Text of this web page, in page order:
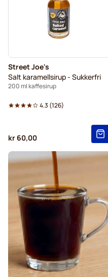
Street Joe's
Salt karamellsirup - Sukkerfri
200 ml kaffesirup
4.3 (126)
kr 60,00